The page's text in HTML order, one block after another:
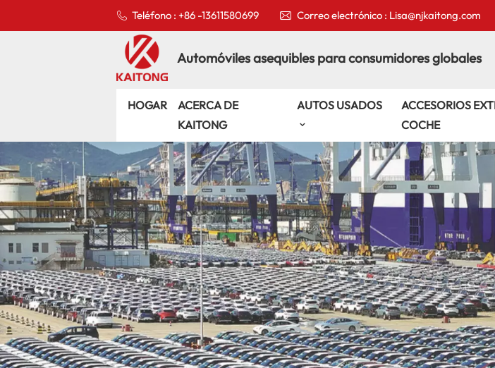
Teléfono : +86 -13611580699 Correo electrónico : Lisa@njkaitong.com
Automóviles asequibles para consumidores globales
HOGAR
ACERCA DE
KAITONG
AUTOS USADOS
ACCESORIOS
COCHE